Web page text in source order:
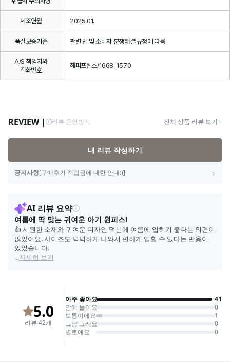
제조연월 2025.01.
품질보증기준 관련 법 및 소비자 분쟁해결 규정에 따름
A/S 책임자와
전화번호
해피프린스/1668-1570